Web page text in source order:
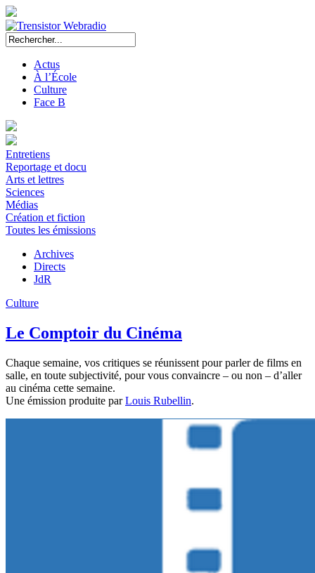
Actus
À l’École
Culture
Face B
Entretiens
Reportage et docu
Arts et lettres
Sciences
Médias
Création et fiction
Toutes les émissions
Archives
Directs
JdR
Culture
Le Comptoir du Cinéma
Chaque semaine, vos critiques se réunissent pour parler de films en
salle, en toute subjectivité, pour vous convaincre – ou non – d’aller
au cinéma cette semaine.
Une émission produite parLouis Rubellin.